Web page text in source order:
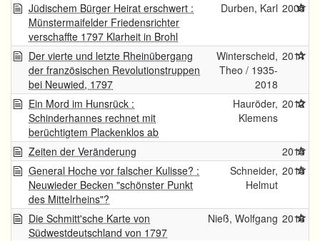
Jüdischem Bürger Heirat erschwert :
Münstermaifelder Friedensrichter
verschaffte 1797 Klarheit in Brohl
Durben, Karl 2005
Der vierte und letzte Rheinübergang
der französischen Revolutionstruppen
bei Neuwied, 1797
Winterscheid,
Theo / 1935-
2018
2011
Ein Mord im Hunsrück :
Schinderhannes rechnet mit
berüchtigtem Plackenklos ab
Hauröder,
Klemens
2012
Zeiten der Veränderung
2015
General Hoche vor falscher Kulisse? :
Neuwieder Becken "schönster Punkt
des Mittelrheins"?
Schneider,
Helmut
2015
Die Schmitt'sche Karte von
Südwestdeutschland von 1797
Nieß, Wolfgang 2016